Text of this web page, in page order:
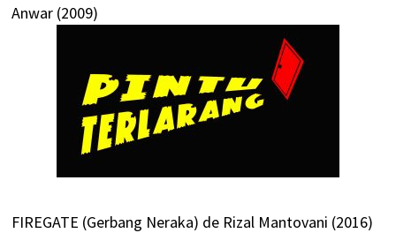
Anwar (2009)
FIREGATE (Gerbang Neraka) de Rizal Mantovani (2016)